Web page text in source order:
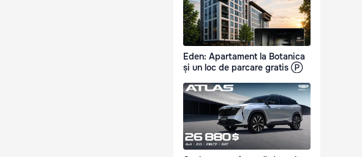
Eden: Apartament la Botanica
și un loc de parcare gratis Ⓟ